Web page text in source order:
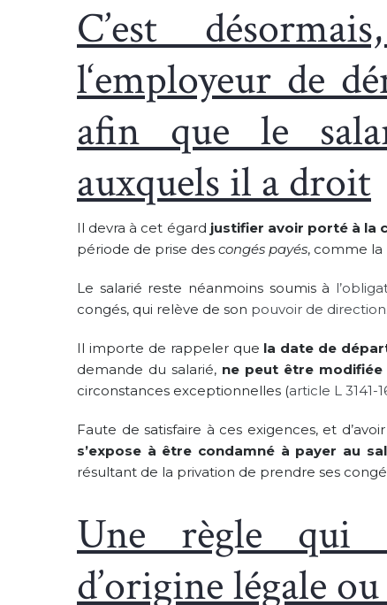
C’est
l‘employeur de
afin que le
auxquels il a droit
Il devra à cet égard justifier avoir porté à la
période de prise des congés payés, comme la
Le salarié reste néanmoins soumis à
congés, qui relève de son pouvoir de direction
Il importe de rappeler que la date de
demande du salarié, ne peut être
circonstances exceptionnelles (article L 3141-
Faute de satisfaire à ces exigences, et
s’expose à être condamné à payer au
résultant de la privation de prendre ses
Une règle qui
d’origine légale